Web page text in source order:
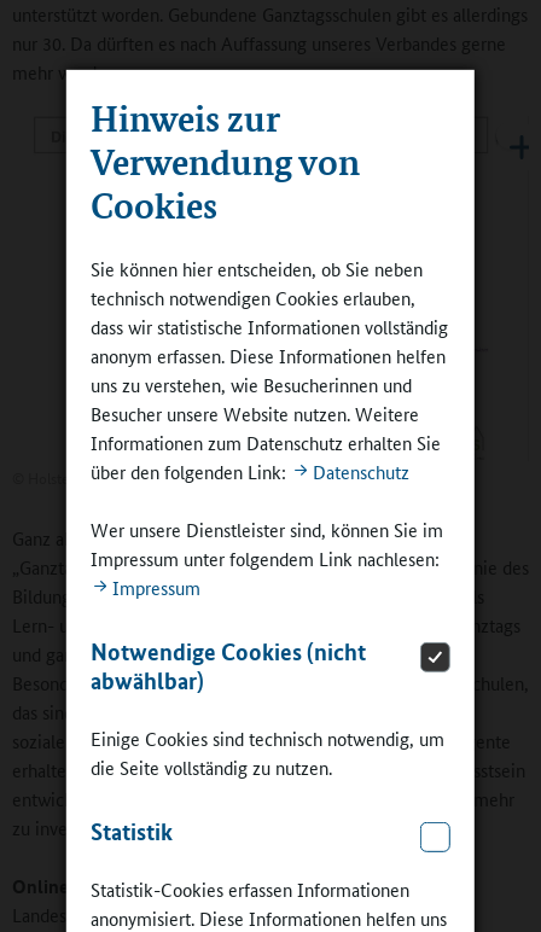
Hinweis zur
Verwendung von
Cookies
Sie können hier entscheiden, ob Sie neben
technisch notwendigen Cookies erlauben,
dass wir statistische Informationen vollständig
anonym erfassen. Diese Informationen helfen
uns zu verstehen, wie Besucherinnen und
Besucher unsere Website nutzen. Weitere
Informationen zum Datenschutz erhalten Sie
über den folgenden Link:
Datenschutz
Wer unsere Dienstleister sind, können Sie im
Impressum unter folgendem Link nachlesen:
Impressum
Notwendige Cookies (nicht
abwählbar)
Einige Cookies sind technisch notwendig, um
die Seite vollständig zu nutzen.
Statistik
Statistik-Cookies erfassen Informationen
anonymisiert. Diese Informationen helfen uns
unterstützt worden. Gebundene Ganztagsschulen gibt es allerdings
nur 30. Da dürften es nach Auffassung unseres Verbandes gerne
mehr werden.
Holstentor-Gemeinschaftsschule
Ganz aktuell gibt es seit dem 1. Januar 2020 die Richtlinie
„Ganztag und Betreuung“ in Schleswig-Holstein. Die Richtlinie des
Bildungsministeriums unterstützt die Idee von der Schule als
Lern- und Lebensort und strebt den Ausbau des offenen Ganztags
und ganztägiger Betreuungsangebote in der Primarstufe an.
Besonders bemerkenswert ist, dass sogenannte Perspektivschulen,
das sind gebundene Ganztagsschulen in einem schwierigen
sozialen Umfeld, nun zusätzliche Personal- und Zeitkontingente
erhalten. Hier hat sich in den vergangenen Jahren das Bewusstsein
entwickelt, dass es sich lohnt, an diesen Standorten gezielt mehr
zu investieren.
Online-Redaktion:Welche Anfragen werden an Sie als
Landesverband herangetragen?